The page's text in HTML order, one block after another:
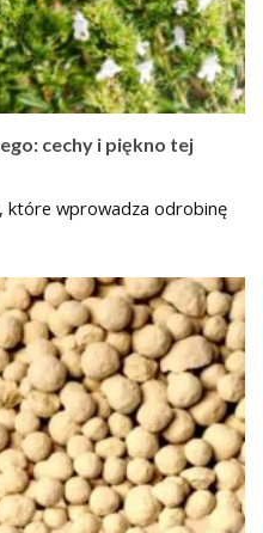
cechy i piękno tej
które wprowadza odrobinę